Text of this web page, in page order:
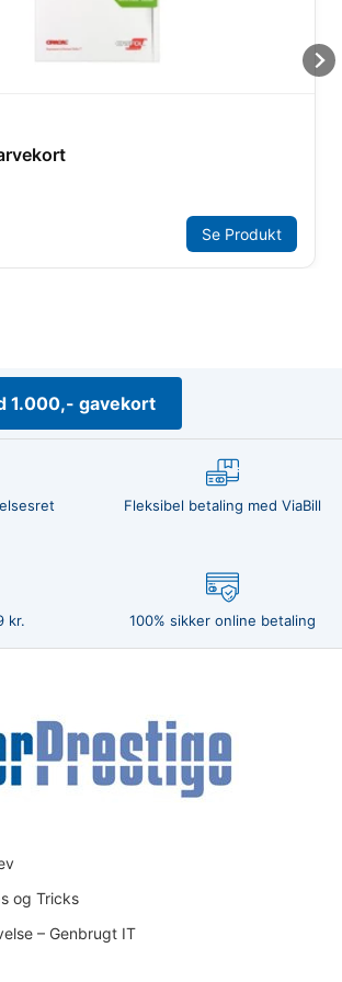
Se Produkt
1.000,- gavekort
Fleksibel betaling med ViaBill
kr. 100% sikker online betaling
og Tricks
– Genbrugt IT